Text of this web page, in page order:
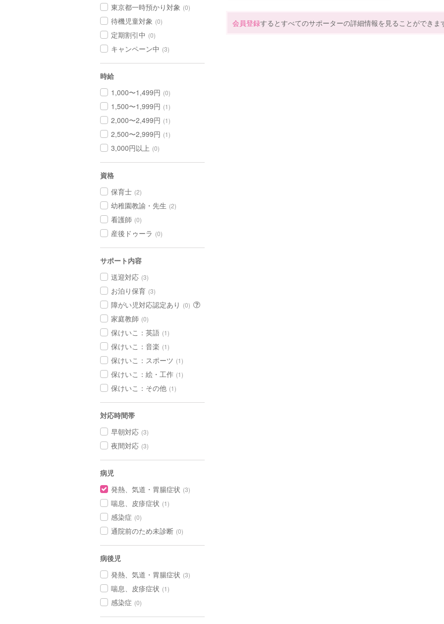
東京都一時預かり対象 (0)
待機児童対象 (0)
定期割引中 (0)
キャンペーン中 (3)
時給
1,000〜1,499円 (0)
1,500〜1,999円 (1)
2,000〜2,499円 (1)
2,500〜2,999円 (1)
3,000円以上 (0)
資格
保育士 (2)
幼稚園教諭・先生 (2)
看護師 (0)
産後ドゥーラ (0)
サポート内容
送迎対応 (3)
お泊り保育 (3)
障がい児対応認定あり (0)
家庭教師 (0)
保けいこ：英語 (1)
保けいこ：音楽 (1)
保けいこ：スポーツ (1)
保けいこ：絵・工作 (1)
保けいこ：その他 (1)
対応時間帯
早朝対応 (3)
夜間対応 (3)
病児
発熱、気道・胃腸症状 (3)
喘息、皮疹症状 (1)
感染症 (0)
通院前のため未診断 (0)
病後児
発熱、気道・胃腸症状 (3)
喘息、皮疹症状 (1)
感染症 (0)
会員登録するとすべてのサポーターの詳細情報を見ることができま